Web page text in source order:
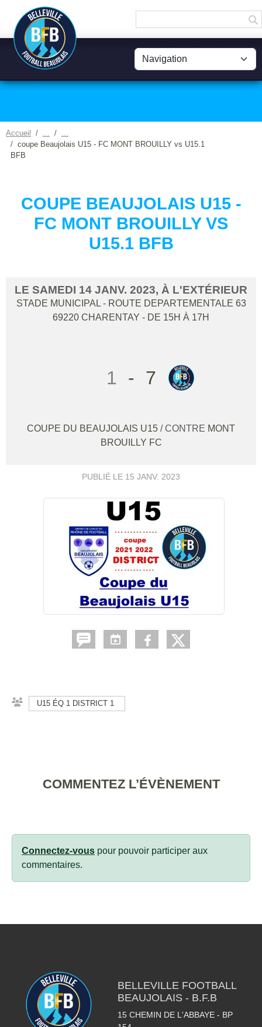
Accueil
coupe Beaujolais U15 - FC MONT BROUILLY vs U15.1
BFB
COUPE BEAUJOLAIS U15 -
FC MONT BROUILLY VS
U15.1 BFB
LE SAMEDI 14 JANV. 2023, À L'EXTÉRIEUR
STADE MUNICIPAL - ROUTE DEPARTEMENTALE 63
69220 CHARENTAY - DE 15H À 17H
1 - 7
COUPE DU BEAUJOLAIS U15 / CONTRE MONT
BROUILLY FC
PUBLIÉ LE 15 JANV. 2023
U15 ÉQ 1 DISTRICT 1
COMMENTEZ L’ÉVÈNEMENT
Connectez-vous pour pouvoir participer aux
commentaires.
BELLEVILLE FOOTBALL
BEAUJOLAIS - B.F.B
15 CHEMIN DE L'ABBAYE - BP
Panneau de gestion des cookies